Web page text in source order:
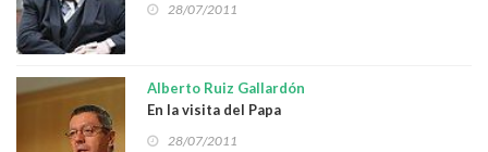
28/07/2011
Alberto Ruiz Gallardón
En la visita del Papa
28/07/2011